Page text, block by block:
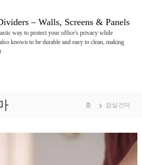
– Walls, Screens & Panels
way to protect your office's privacy while
known to be durable and easy to clean, making
홈 잠실건마